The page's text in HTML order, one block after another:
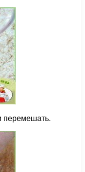
перемешать.